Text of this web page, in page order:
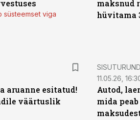
süsteemset viga
maksnud
hüvitama
aruanne esitatud!
väärtuslik
ST
11.05.26,
Autod,
mida